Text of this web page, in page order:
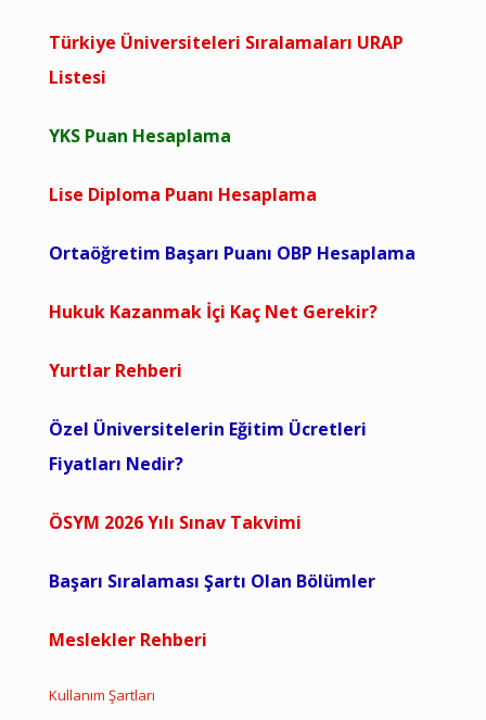
Türkiye Üniversiteleri Sıralamaları URAP
Listesi
YKS Puan Hesaplama
Lise Diploma Puanı Hesaplama
Ortaöğretim Başarı Puanı OBP Hesaplama
Hukuk Kazanmak İçi Kaç Net Gerekir?
Yurtlar Rehberi
Özel Üniversitelerin Eğitim Ücretleri
Fiyatları Nedir?
ÖSYM 2026 Yılı Sınav Takvimi
Başarı Sıralaması Şartı Olan Bölümler
Meslekler Rehberi
Kullanım Şartları